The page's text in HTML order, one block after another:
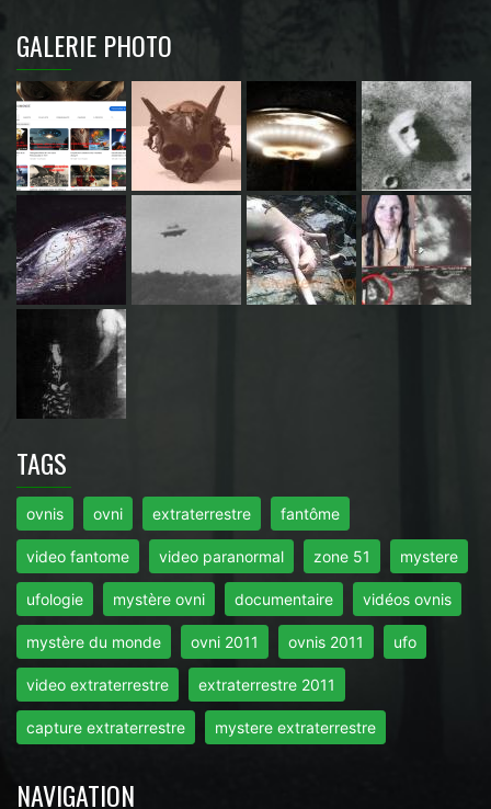
GALERIE PHOTO
TAGS
ovnis ovni extraterrestre fantôme
video fantome video paranormal zone 51 mystere
ufologie mystère ovni documentaire vidéos ovnis
mystère du monde ovni 2011 ovnis 2011 ufo
video extraterrestre extraterrestre 2011
capture extraterrestre mystere extraterrestre
NAVIGATION